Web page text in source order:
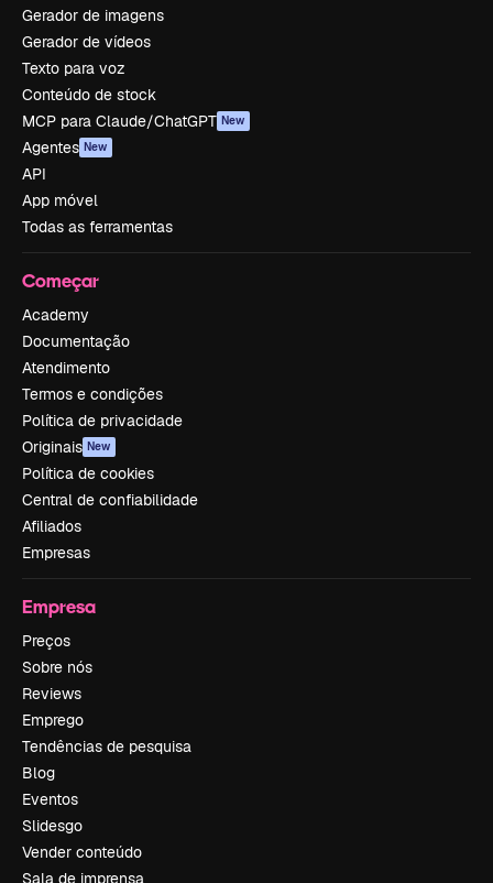
Gerador de imagens
Gerador de vídeos
Texto para voz
Conteúdo de stock
MCP para Claude/ChatGPT New
Agentes New
API
App móvel
Todas as ferramentas
Começar
Academy
Documentação
Atendimento
Termos e condições
Política de privacidade
Originais New
Política de cookies
Central de confiabilidade
Afiliados
Empresas
Empresa
Preços
Sobre nós
Reviews
Emprego
Tendências de pesquisa
Blog
Eventos
Slidesgo
Vender conteúdo
Sala de imprensa